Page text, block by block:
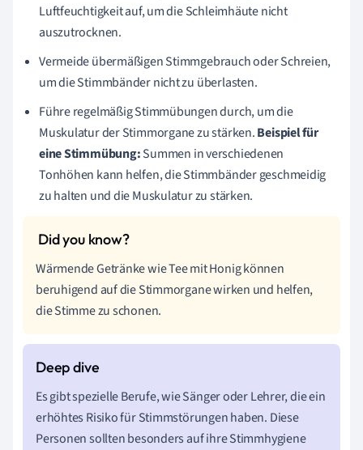
Luftfeuchtigkeit auf, um die Schleimhäute nicht
auszutrocknen.
Vermeide übermäßigen Stimmgebrauch oder Schreien,
um die Stimmbänder nicht zu überlasten.
Führe regelmäßig Stimmübungen durch, um die
Muskulatur der Stimmorgane zu stärken.Beispiel für
eine Stimmübung:Summen in verschiedenen
Tonhöhen kann helfen, die Stimmbänder geschmeidig
zu halten und die Muskulatur zu stärken.
Wärmende Getränke wie Tee mit Honig können
beruhigend auf die Stimmorgane wirken und helfen,
die Stimme zu schonen.
Es gibt spezielle Berufe, wie Sänger oder Lehrer, die ein
erhöhtes Risiko für Stimmstörungen haben. Diese
Personen sollten besonders auf ihre Stimmhygiene